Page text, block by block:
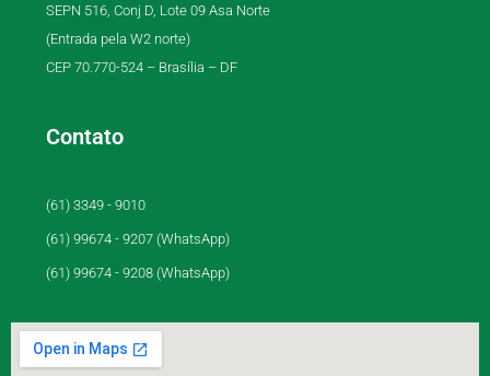
SEPN 516, Conj D, Lote 09 Asa Norte
(Entrada pela W2 norte)
CEP 70.770-524 – Brasília – DF
Contato
(61) 3349 - 9010
(61) 99674 - 9207 (WhatsApp)
(61) 99674 - 9208 (WhatsApp)